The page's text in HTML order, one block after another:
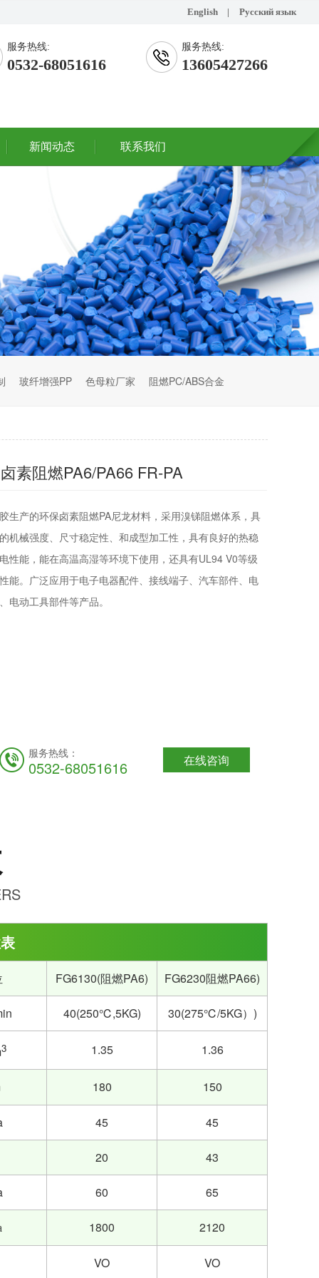
English | Русский язык
服务热线:
0532-68051616
服务热线:
13605427266
新闻动态 联系我们
玻纤增强PP 色母粒厂家 阻燃PC/ABS合金
素阻燃PA6/PA66 FR-PA
生产的环保卤素阻燃PA尼龙材料，采用溴锑阻燃体系，具
机械强度、尺寸稳定性、和成型加工性，具有良好的热稳
性能，能在高温高湿等环境下使用，还具有UL94 V0等级
能。广泛应用于电子电器配件、接线端子、汽车部件、电
电动工具部件等产品。
服务热线：
0532-68051616 在线咨询
FG6130(阻燃PA6) FG6230阻燃PA66)
40(250℃,5KG) 30(275℃/5KG）)
3 1.35 1.36
180 150
45 45
20 43
60 65
1800 2120
VO VO